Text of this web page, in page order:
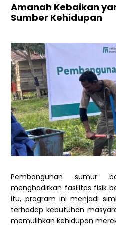
Amanah Kebaikan
Sumber Kehidupan
Pembangunan sumur
menghadirkan fasilitas fisik
itu, program ini menjadi
terhadap kebutuhan
memulihkan kehidupan